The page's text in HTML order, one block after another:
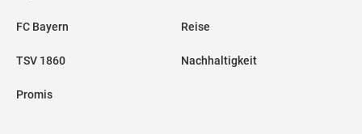
FC Bayern
TSV 1860
Promis
Reise
Nachhaltigkeit